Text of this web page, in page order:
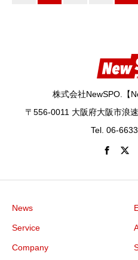
株式会社NewSPO.【
〒556-0011 大阪府大阪市浪
Tel. 06-
News
Service
Company